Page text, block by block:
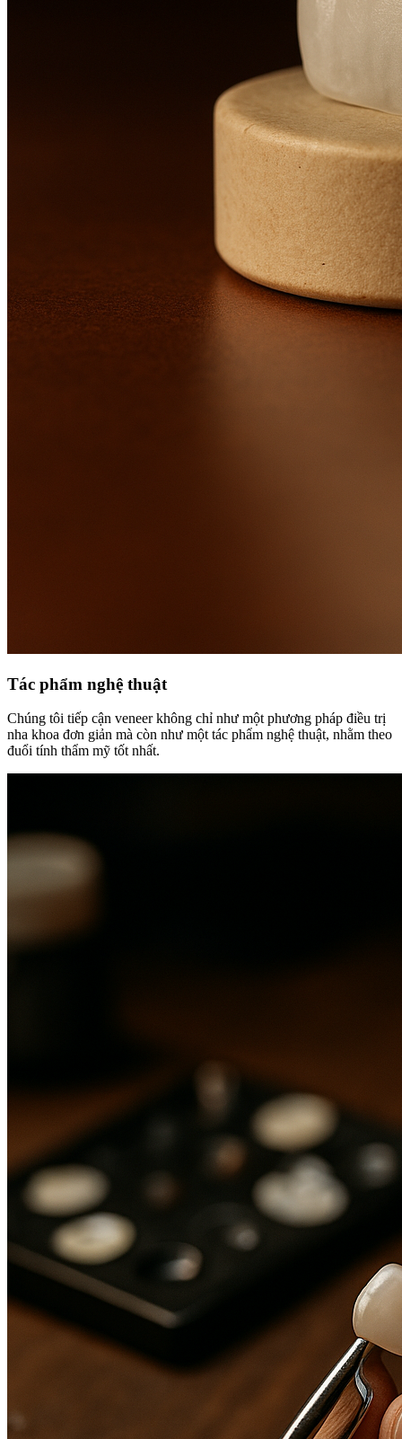
Tác phẩm nghệ thuật
Chúng tôi tiếp cận veneer không chỉ như một phương pháp điều trị
nha khoa đơn giản mà còn như một tác phẩm nghệ thuật, nhằm theo
đuổi tính thẩm mỹ tốt nhất.